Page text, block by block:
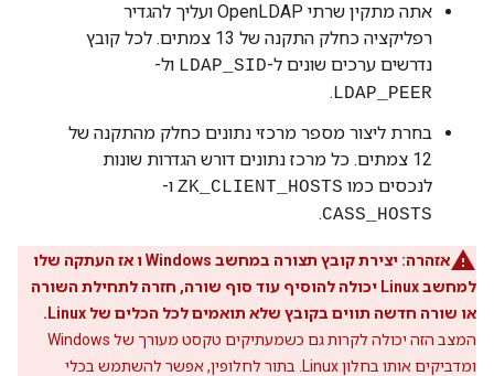
אתה מתקין שרתי OpenLDAP ועליך להגדיר
רפליקציה כחלק התקנה של 13 צמתים. לכל קובץ
נדרשים ערכים שונים ל-LDAP_SID ול-
LDAP_PEER
.
בחרת ליצור מספר מרכזי נתונים כחלק מהתקנה של
12 צמתים. כל מרכז נתונים דורש הגדרות שונות
לנכסים כמו ZK_CLIENT_HOSTS ו-
CASS_HOSTS
.
אזהרה:
יצירת קובץ תצורה במחשב Windows ו אז העתקה שלו
למחשב Linux יכולה להוסיף עוד סוף שורה, חזרה לתחילת השורה
או שורה חדשה תווים בקובץ שלא תואמים לכל הכלים של Linux.
המצב הזה יכולה לקרות גם כשמעתיקים טקסט מעורך של Windows
ומדביקים אותו בחלון Linux. בתור לחלופין, אפשר להשתמש בכלי